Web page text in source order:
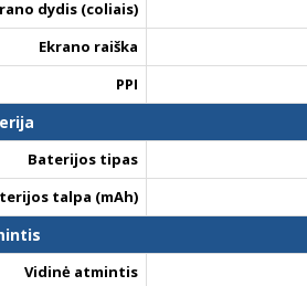
dydis (coliais)
Ekrano raiška
PPI
Baterijos tipas
talpa (mAh)
Vidinė atmintis